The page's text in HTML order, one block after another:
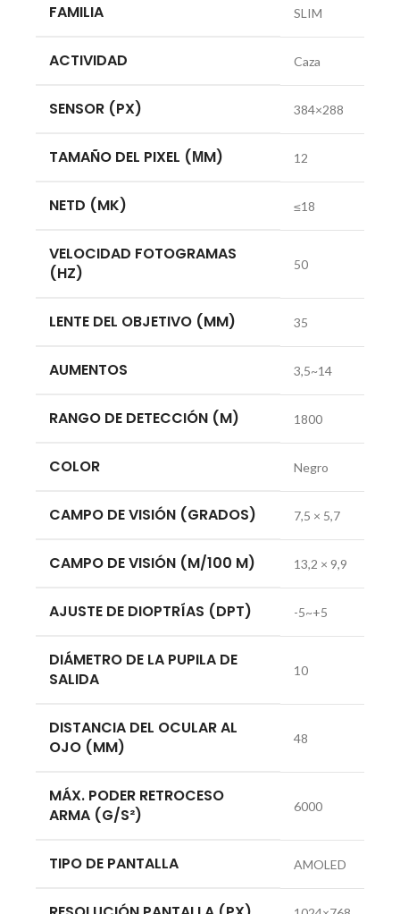
FAMILIA SLIM
ACTIVIDAD Caza
SENSOR (PX) 384×288
TAMAÑO DEL PIXEL (ΜM) 12
NETD (MK) ≤18
VELOCIDAD FOTOGRAMAS
(HZ)
50
LENTE DEL OBJETIVO (MM) 35
AUMENTOS 3,5~14
RANGO DE DETECCIÓN (M) 1800
COLOR Negro
CAMPO DE VISIÓN (GRADOS) 7,5 × 5,7
CAMPO DE VISIÓN (M/100 M) 13,2 × 9,9
AJUSTE DE DIOPTRÍAS (DPT) -5~+5
DIÁMETRO DE LA PUPILA DE
SALIDA
10
DISTANCIA DEL OCULAR AL
OJO (MM)
48
MÁX. PODER RETROCESO
ARMA (G/S²)
6000
TIPO DE PANTALLA AMOLED